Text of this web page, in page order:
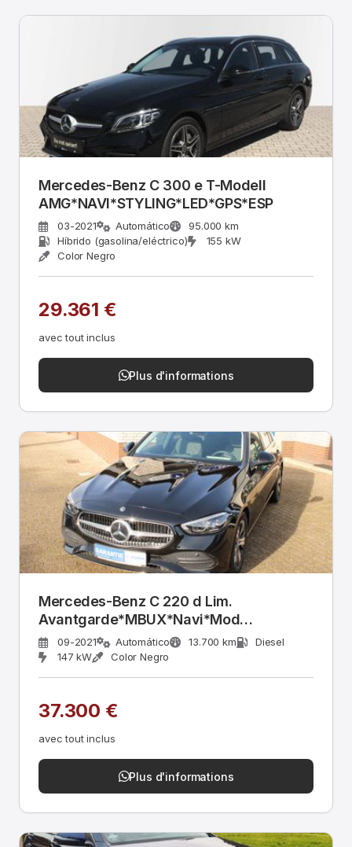
Mercedes-Benz C 300 e T-Modell
AMG*NAVI*STYLING*LED*GPS*ESP
03-2021 Automático
95.000 km
Híbrido (gasolina/eléctrico)
155 kW
Color Negro
29.361 €
avec tout inclus
Plus d'informations
Mercedes-Benz C 220 d Lim.
Avantgarde*MBUX*Navi*Mod
2022*LED*
09-2021 Automático 13.700 km
Diesel
147 kW
Color Negro
37.300 €
avec tout inclus
Plus d'informations